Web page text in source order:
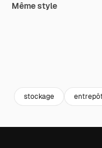
Même style
stockage